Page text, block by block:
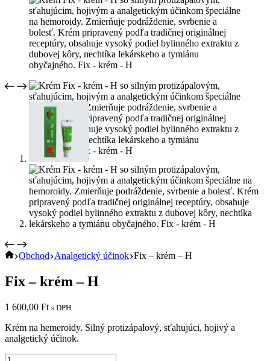
Home
Obchod Analgetický účinok Fix – krém – H
Fix – krém – H
1 600,00 Ft s DPH
Krém na hemeroidy. Silný protizápalový, sťahujúci, hojivý a
analgetický účinok.
množstvo